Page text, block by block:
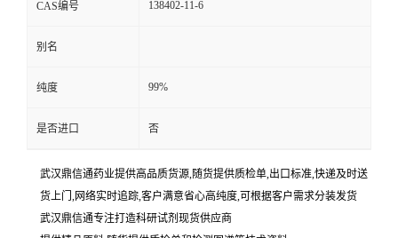
CAS编号 138402-11-6
别名
纯度 99%
是否进口 否
武汉鼎信通药业提供高品质货源,随货提供质检单,出口标准,快递及时送
货上门,网络实时追踪,客户满意省心高纯度,可根据客户需求分装发货
武汉鼎信通专注打造科研试剂现货供应商